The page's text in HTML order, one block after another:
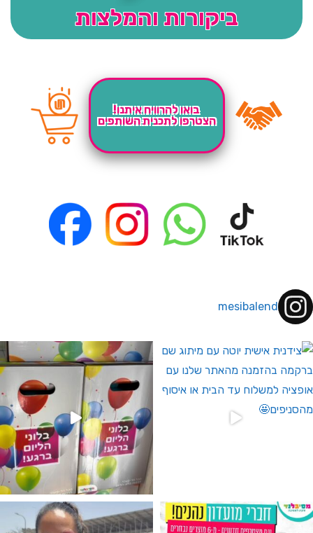
ביקורות והמלצות
בואו להרוויח איתנו!
הצטרפו לתכנית השותפים
mesibalend
לחברי מועדון ומצטרפים חדשים🤍
מין העובר רק במסיבלנד !! קיים